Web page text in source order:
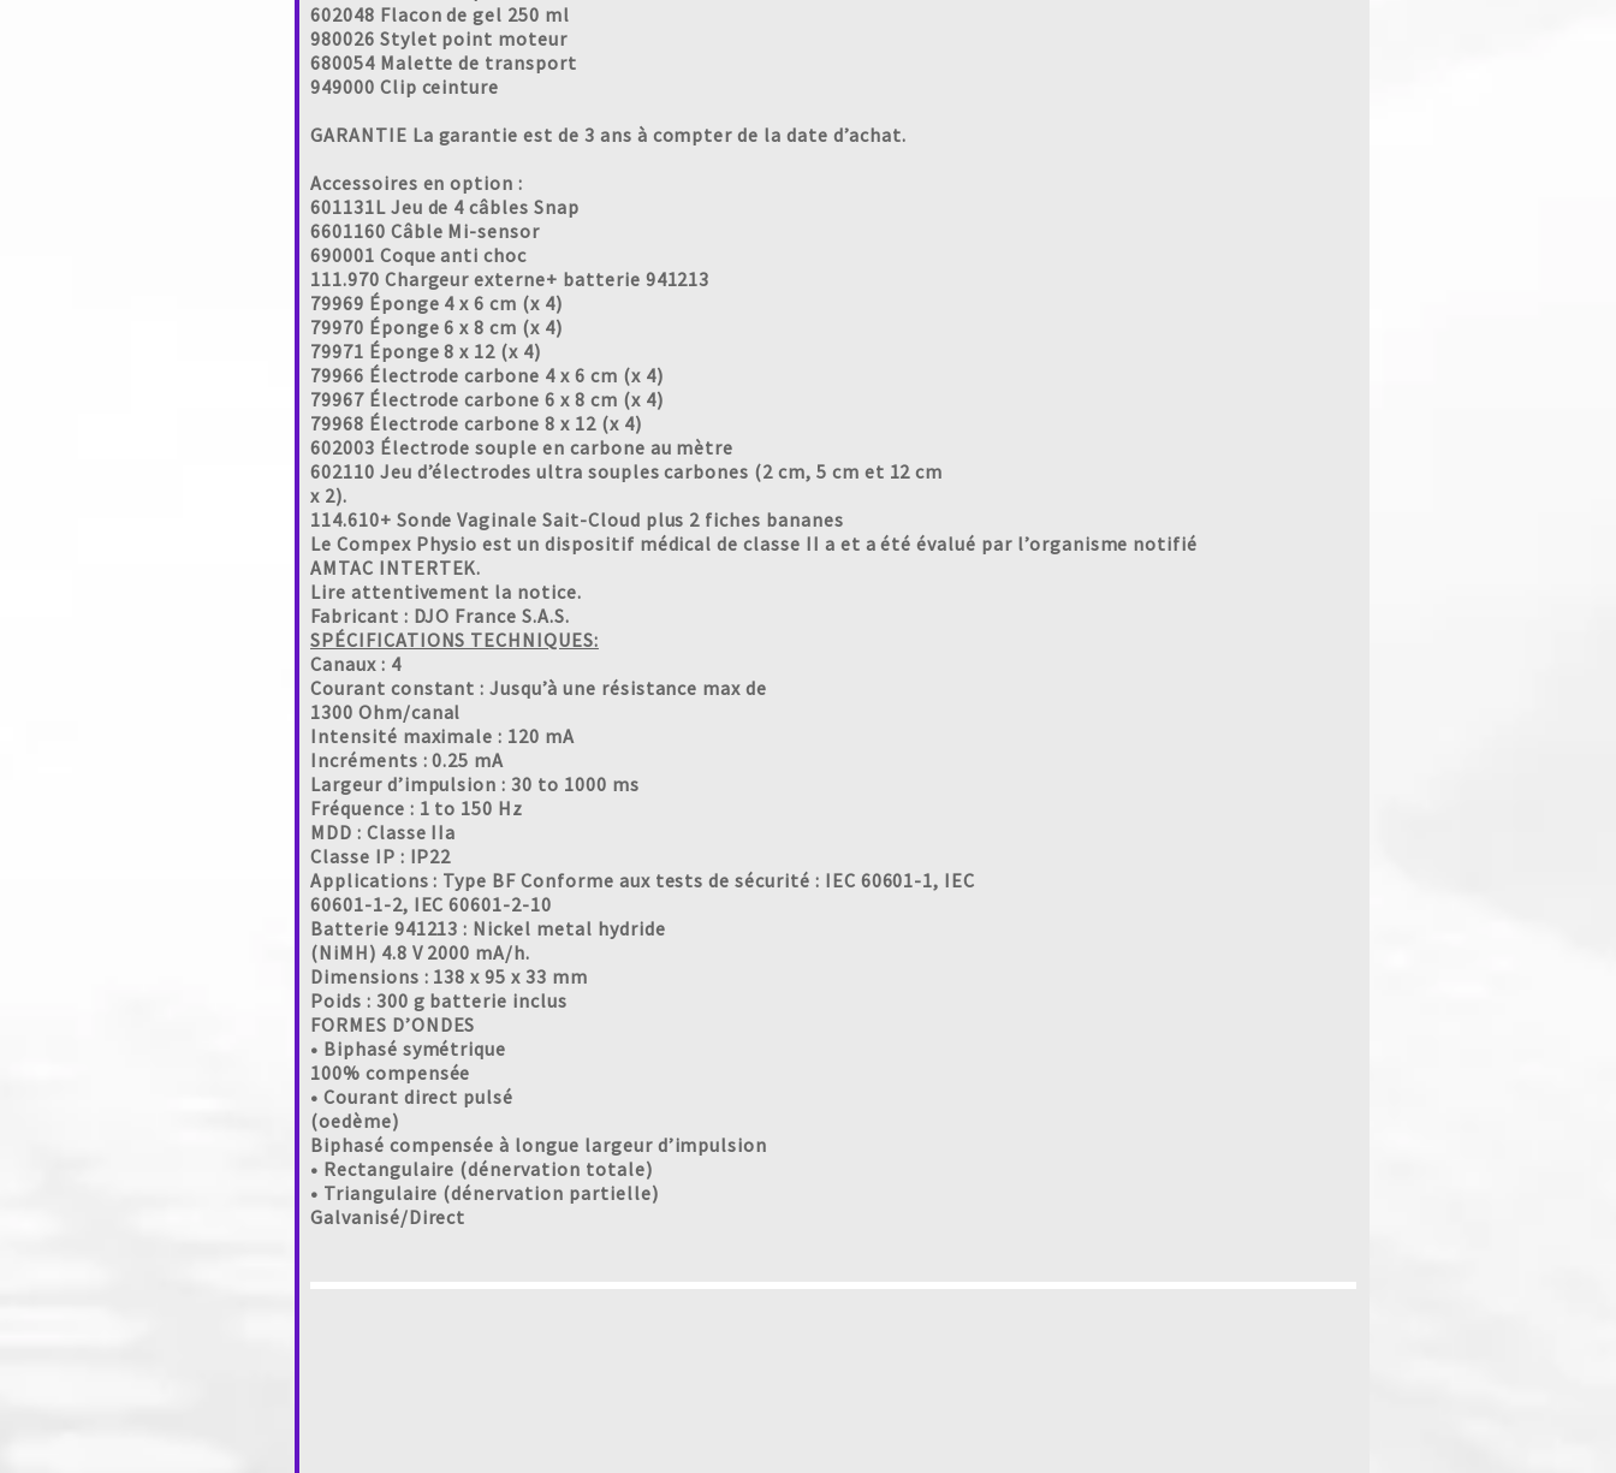
602048 Flacon de gel 250 ml
980026 Stylet point moteur
680054 Malette de transport
949000 Clip ceinture
GARANTIE La garantie est de 3 ans à compter de la date d’achat.
Accessoires en option :
601131L Jeu de 4 câbles Snap
6601160 Câble Mi-sensor
690001 Coque anti choc
111.970 Chargeur externe+ batterie 941213
79969 Éponge 4 x 6 cm (x 4)
79970 Éponge 6 x 8 cm (x 4)
79971 Éponge 8 x 12 (x 4)
79966 Électrode carbone 4 x 6 cm (x 4)
79967 Électrode carbone 6 x 8 cm (x 4)
79968 Électrode carbone 8 x 12 (x 4)
602003 Électrode souple en carbone au mètre
602110 Jeu d’électrodes ultra souples carbones (2 cm, 5 cm et 12 cm
x 2).
114.610+ Sonde Vaginale Sait-Cloud plus 2 fiches bananes
Le Compex Physio est un dispositif médical de classe II a et a été évalué par l’organisme notifié
AMTAC INTERTEK.
Lire attentivement la notice.
Fabricant : DJO France S.A.S.
SPÉCIFICATIONS TECHNIQUES:
Canaux : 4
Courant constant : Jusqu’à une résistance max de
1300 Ohm/canal
Intensité maximale : 120 mA
Incréments : 0.25 mA
Largeur d’impulsion : 30 to 1000 ms
Fréquence : 1 to 150 Hz
MDD : Classe IIa
Classe IP : IP22
Applications : Type BF Conforme aux tests de sécurité : IEC 60601-1, IEC
60601-1-2, IEC 60601-2-10
Batterie 941213 : Nickel metal hydride
(NiMH) 4.8 V 2000 mA/h.
Dimensions : 138 x 95 x 33 mm
Poids : 300 g batterie inclus
FORMES D’ONDES
• Biphasé symétrique
100% compensée
• Courant direct pulsé
(oedème)
Biphasé compensée à longue largeur d’impulsion
• Rectangulaire (dénervation totale)
• Triangulaire (dénervation partielle)
Galvanisé/Direct